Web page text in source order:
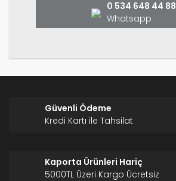
0 534 648 44 88
Whatsapp
Güvenli Ödeme
Kredi Kartı ile Tahsilat
Kaporta Ürünleri Hariç
5000TL Üzeri Kargo Ücretsiz